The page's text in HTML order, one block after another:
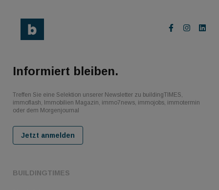
BUILDINGTIMES
Informiert bleiben.
Treffen Sie eine Selektion unserer Newsletter zu buildingTIMES,
immoflash, Immobilien Magazin, immo7news, immojobs, immotermin
oder dem Morgenjournal
Jetzt anmelden